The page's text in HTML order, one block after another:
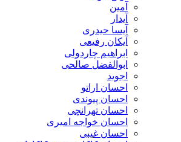
آمین
آیدار
آیسا حیدری
آیکان رفیعی
ابراهیم چاردولی
ابوالفضل صالحی
اجوید
احسان اراتو
احسان پیوندی
احسان تهرانچی
احسان خواجه امیری
احسان غیبی